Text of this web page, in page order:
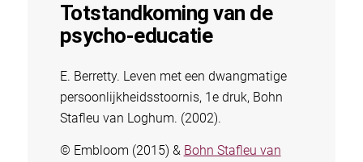
Totstandkoming van de
psycho-educatie
E. Berretty. Leven met een dwangmatige
persoonlijkheidsstoornis, 1e druk, Bohn
Stafleu van Loghum. (2002).
© Embloom (2015) & Bohn Stafleu van